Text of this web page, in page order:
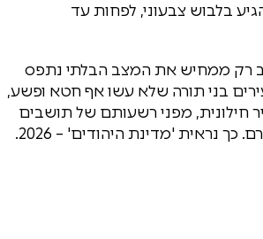
בלבוש צבעוני, לפחות עד
רק ממחיש את המצב הבלתי נתפס
בני תורה שלא עשו אף חטא ופשע,
חילונית, מפני רשעותם של תושבים
נראית 'מדינת היהודים' – 2026.